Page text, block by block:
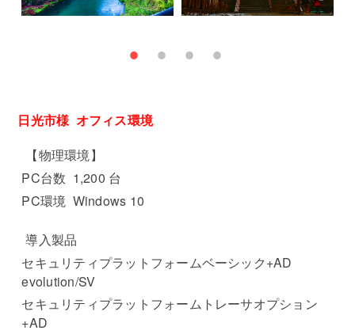
日光市様 オフィス環境
【物理環境】
PC台数 1,200 台
PC環境 Windows 10
導入製品
セキュリティプラットフォームベーシック+AD
evolution/SV
セキュリティプラットフォームトレーサオプション
+AD